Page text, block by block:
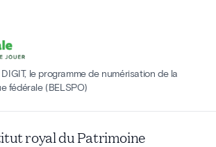
le programme de numérisation de la
fédérale (BELSPO)
royal du Patrimoine